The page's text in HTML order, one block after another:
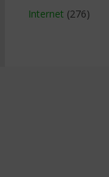
Internet (276)